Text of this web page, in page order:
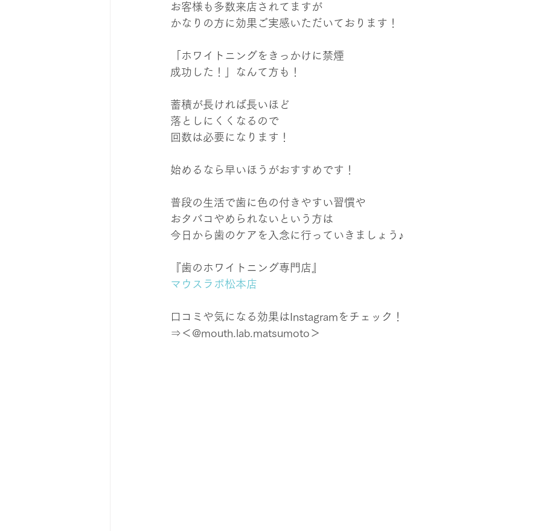
お客様も多数来店されてますが
かなりの方に効果ご実感いただいております！
「ホワイトニングをきっかけに禁煙
成功した！」なんて方も！
蓄積が長ければ長いほど
落としにくくなるので
回数は必要になります！
始めるなら早いほうがおすすめです！
普段の生活で歯に色の付きやすい習慣や
おタバコやめられないという方は
今日から歯のケアを入念に行っていきましょう♪
『歯のホワイトニング専門店』
マウスラボ松本店
口コミや気になる効果はInstagramをチェック！
⇒＜@mouth.lab.matsumoto＞